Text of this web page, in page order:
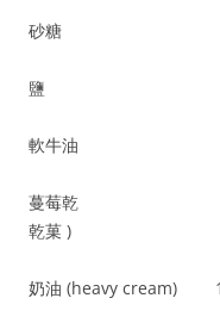
砂糖 4
鹽 1/2
軟牛油 5 湯匙
蔓莓乾 3/4 杯 （
乾菓 )
奶油 (heavy cream) 1